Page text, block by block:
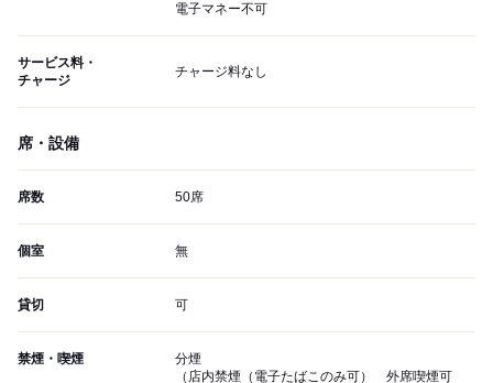
電子マネー不可
サービス料・
チャージ
チャージ料なし
席・設備
席数 50席
個室 無
貸切 可
禁煙・喫煙
分煙
（店内禁煙（電子たばこのみ可） 外席喫煙可